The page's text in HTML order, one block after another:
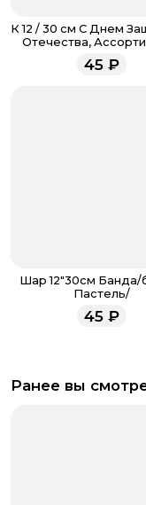
звоните по
напишите
менеджеры
всегда рады
К 12 / 30 см С Днем
Отечества,
45 ₽
Шар 12"30см Банда/
Пастель/
45 ₽
Ранее вы